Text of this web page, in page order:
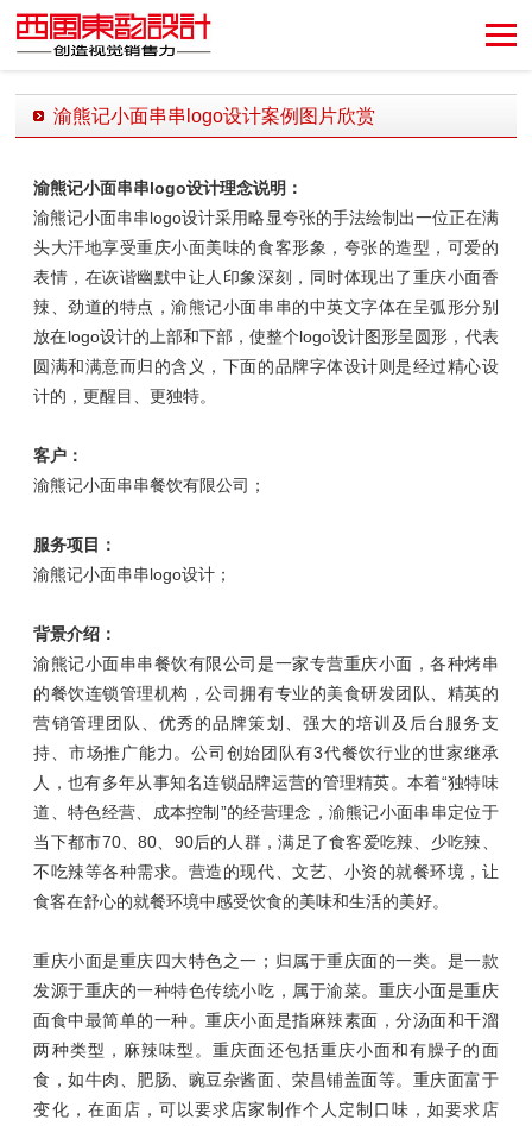
创造视觉销售力！
渝熊记小面串串logo设计案例图片欣赏
渝熊记小面串串logo设计理念说明：
渝熊记小面串串logo设计采用略显夸张的手法绘制出一位正在满
头大汗地享受重庆小面美味的食客形象，夸张的造型，可爱的
表情，在诙谐幽默中让人印象深刻，同时体现出了重庆小面香
辣、劲道的特点，渝熊记小面串串的中英文字体在呈弧形分别
放在logo设计的上部和下部，使整个logo设计图形呈圆形，代表
圆满和满意而归的含义，下面的品牌字体设计则是经过精心设
计的，更醒目、更独特。
客户：
渝熊记小面串串餐饮有限公司；
服务项目：
渝熊记小面串串logo设计；
背景介绍：
渝熊记小面串串餐饮有限公司是一家专营重庆小面，各种烤串
的餐饮连锁管理机构，公司拥有专业的美食研发团队、精英的
营销管理团队、优秀的品牌策划、强大的培训及后台服务支
持、市场推广能力。公司创始团队有3代餐饮行业的世家继承
人，也有多年从事知名连锁品牌运营的管理精英。本着“独特味
道、特色经营、成本控制”的经营理念，渝熊记小面串串定位于
当下都市70、80、90后的人群，满足了食客爱吃辣、少吃辣、
不吃辣等各种需求。营造的现代、文艺、小资的就餐环境，让
食客在舒心的就餐环境中感受饮食的美味和生活的美好。
重庆小面是重庆四大特色之一；归属于重庆面的一类。是一款
发源于重庆的一种特色传统小吃，属于渝菜。重庆小面是重庆
面食中最简单的一种。重庆小面是指麻辣素面，分汤面和干溜
两种类型，麻辣味型。重庆面还包括重庆小面和有臊子的面
食，如牛肉、肥肠、豌豆杂酱面、荣昌铺盖面等。重庆面富于
变化，在面店，可以要求店家制作个人定制口味，如要求店